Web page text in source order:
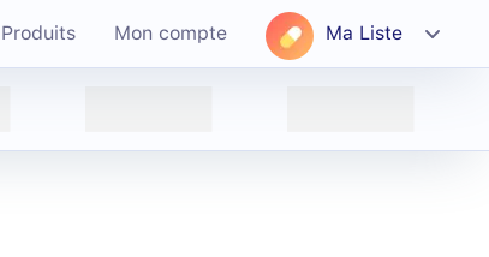
Produits Mon compte Ma Liste